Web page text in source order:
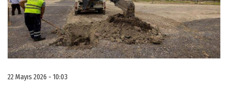
22 Mayıs 2026 - 10:03